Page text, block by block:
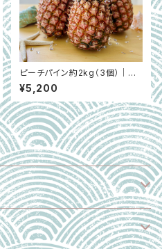
ピーチパイン約2kg（3個）｜希
少な国産パイナップル（5月中旬
～6月末）｜沖縄県西表島
¥5,200